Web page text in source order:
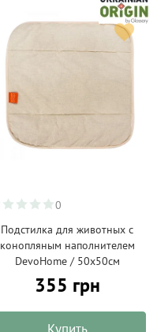
0
Подстилка для животных с
конопляным наполнителем
DevoHome / 50х50см
355 грн